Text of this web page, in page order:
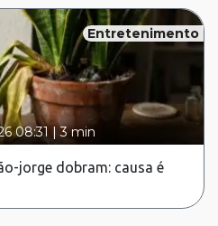
Entretenimento
08:31 |3 min
jorge dobram: causa é